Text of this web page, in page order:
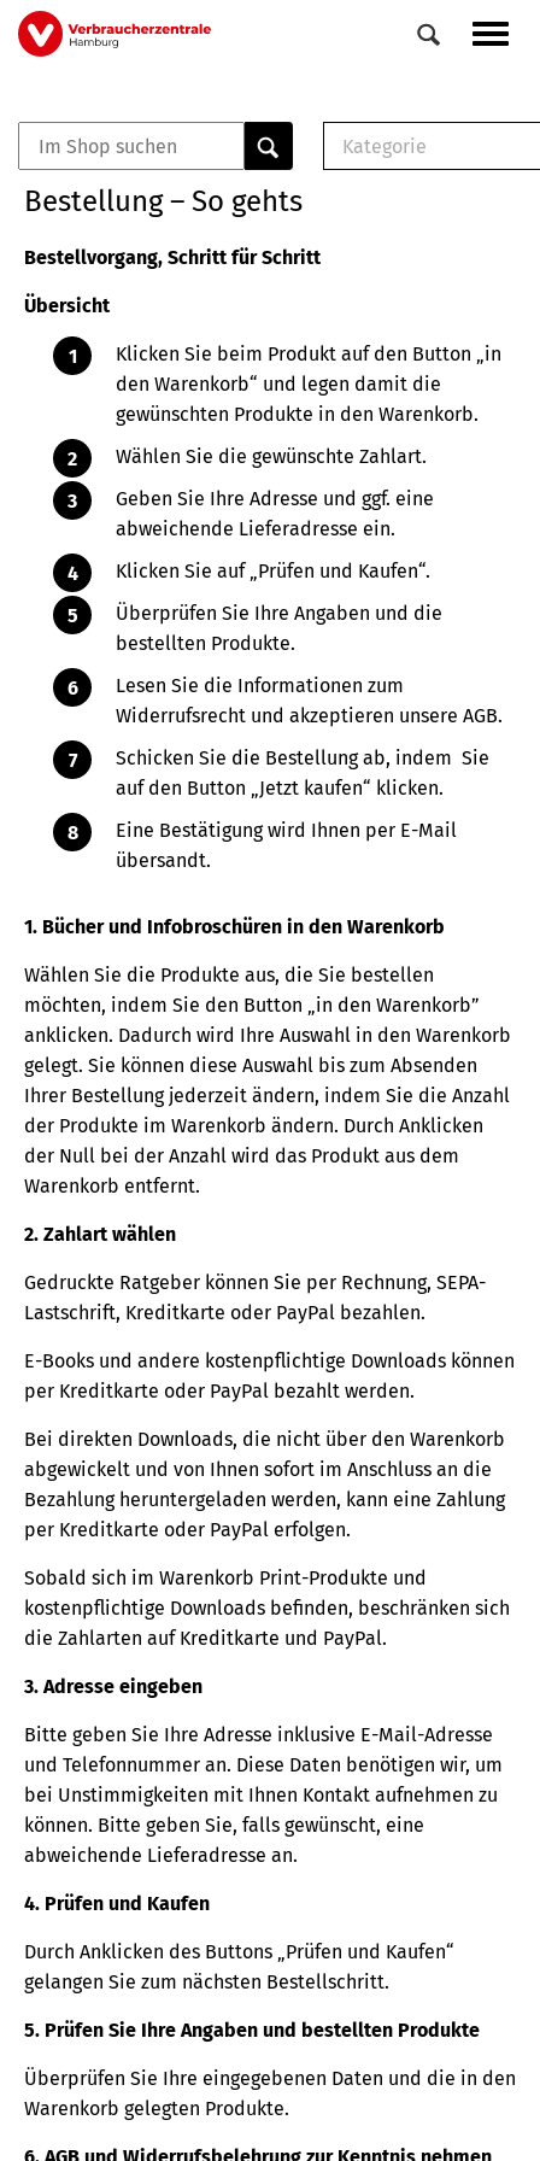
Direkt
zum
Veranstaltungen
0
Elemente
Kategorie
Buch
Bestellung – So gehts
Bestellvorgang, Schritt für Schritt
Übersicht
Klicken Sie beim Produkt auf den Button „in
den Warenkorb“ und legen damit die
gewünschten Produkte in den Warenkorb.
Wählen Sie die gewünschte Zahlart.
Geben Sie Ihre Adresse und ggf. eine
abweichende Lieferadresse ein.
Klicken Sie auf „Prüfen und Kaufen“.
Überprüfen Sie Ihre Angaben und die
bestellten Produkte.
Lesen Sie die Informationen zum
Widerrufsrecht und akzeptieren unsere AGB.
Schicken Sie die Bestellung ab, indem Sie
auf den Button „Jetzt kaufen“ klicken.
Eine Bestätigung wird Ihnen per E-Mail
übersandt.
1. Bücher und Infobroschüren in den Warenkorb
Wählen Sie die Produkte aus, die Sie bestellen
möchten, indem Sie den Button „in den Warenkorb”
anklicken. Dadurch wird Ihre Auswahl in den Warenkorb
gelegt. Sie können diese Auswahl bis zum Absenden
Ihrer Bestellung jederzeit ändern, indem Sie die Anzahl
der Produkte im Warenkorb ändern. Durch Anklicken
der Null bei der Anzahl wird das Produkt aus dem
Warenkorb entfernt.
2. Zahlart wählen
Gedruckte Ratgeber können Sie per Rechnung, SEPA-
Lastschrift, Kreditkarte oder PayPal bezahlen.
E-Books und andere kostenpflichtige Downloads können
per Kreditkarte oder PayPal bezahlt werden.
Bei direkten Downloads, die nicht über den Warenkorb
abgewickelt und von Ihnen sofort im Anschluss an die
Bezahlung heruntergeladen werden, kann eine Zahlung
per Kreditkarte oder PayPal erfolgen.
Sobald sich im Warenkorb Print-Produkte und
kostenpflichtige Downloads befinden, beschränken sich
die Zahlarten auf Kreditkarte und PayPal.
3. Adresse eingeben
Bitte geben Sie Ihre Adresse inklusive E-Mail-Adresse
und Telefonnummer an. Diese Daten benötigen wir, um
bei Unstimmigkeiten mit Ihnen Kontakt aufnehmen zu
können. Bitte geben Sie, falls gewünscht, eine
abweichende Lieferadresse an.
4. Prüfen und Kaufen
Durch Anklicken des Buttons „Prüfen und Kaufen“
gelangen Sie zum nächsten Bestellschritt.
5. Prüfen Sie Ihre Angaben und bestellten Produkte
Überprüfen Sie Ihre eingegebenen Daten und die in den
Warenkorb gelegten Produkte.